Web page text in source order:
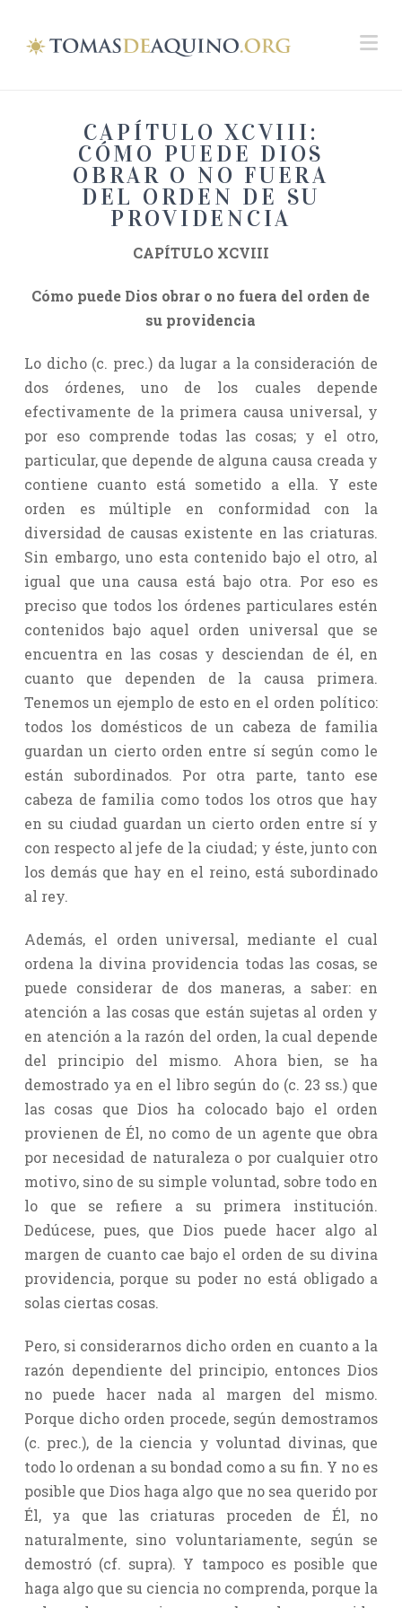
CAPÍTULO XCVIII:
CÓMO PUEDE DIOS
OBRAR O NO FUERA
DEL ORDEN DE SU
PROVIDENCIA
CAPÍTULO XCVIII
Cómo puede Dios obrar o no fuera del orden de
su providencia
Lo dicho (c. prec.) da lugar a la consideración de
dos órdenes, uno de los cuales depende
efectivamente de la primera causa universal, y
por eso comprende todas las cosas; y el otro,
particular, que depende de alguna causa creada y
contiene cuanto está sometido a ella. Y este
orden es múltiple en conformidad con la
diversidad de causas existente en las criaturas.
Sin embargo, uno esta contenido bajo el otro, al
igual que una causa está bajo otra. Por eso es
preciso que todos los órdenes particulares estén
contenidos bajo aquel orden universal que se
encuentra en las cosas y desciendan de él, en
cuanto que dependen de la causa primera.
Tenemos un ejemplo de esto en el orden político:
todos los domésticos de un cabeza de familia
guardan un cierto orden entre sí según como le
están subordinados. Por otra parte, tanto ese
cabeza de familia como todos los otros que hay
en su ciudad guardan un cierto orden entre sí y
con respecto al jefe de la ciudad; y éste, junto con
los demás que hay en el reino, está subordinado
al rey.
Además, el orden universal, mediante el cual
ordena la divina providencia todas las cosas, se
puede considerar de dos maneras, a saber: en
atención a las cosas que están sujetas al orden y
en atención a la razón del orden, la cual depende
del principio del mismo. Ahora bien, se ha
demostrado ya en el libro según do (c. 23 ss.) que
las cosas que Dios ha colocado bajo el orden
provienen de Él, no como de un agente que obra
por necesidad de naturaleza o por cualquier otro
motivo, sino de su simple voluntad, sobre todo en
lo que se refiere a su primera institución.
Dedúcese, pues, que Dios puede hacer algo al
margen de cuanto cae bajo el orden de su divina
providencia, porque su poder no está obligado a
solas ciertas cosas.
Pero, si considerarnos dicho orden en cuanto a la
razón dependiente del principio, entonces Dios
no puede hacer nada al margen del mismo.
Porque dicho orden procede, según demostramos
(c. prec.), de la ciencia y voluntad divinas, que
todo lo ordenan a su bondad como a su fin. Y no es
posible que Dios haga algo que no sea querido por
Él, ya que las criaturas proceden de Él, no
naturalmente, sino voluntariamente, según se
demostró (cf. supra). Y tampoco es posible que
haga algo que su ciencia no comprenda, porque la